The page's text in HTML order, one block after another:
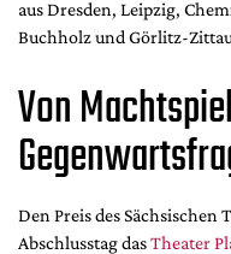
Newsletter
Redaktion
Autor:innen
Partner
Mediadaten
Suche
aus Dresden, Leipzig,
Buchholz und Görlitz-
Von
Den Preis des
Abschlusstag dasTheater